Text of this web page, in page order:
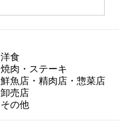
洋食
焼肉・ステーキ
鮮魚店・精肉店・惣菜店
卸売店
その他